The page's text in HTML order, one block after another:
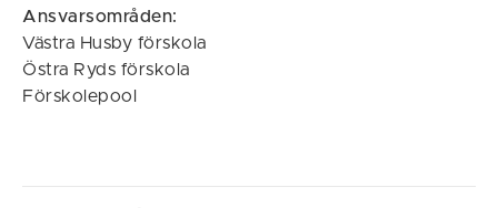
Ansvarsområden:
Västra Husby förskola
Östra Ryds förskola
Förskolepool